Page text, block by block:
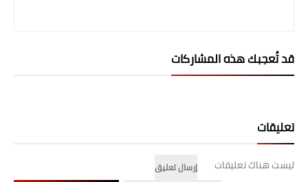
قد تُعجبك هذه المشاركات
تعليقات
ليست هناك تعليقات
إرسال تعليق